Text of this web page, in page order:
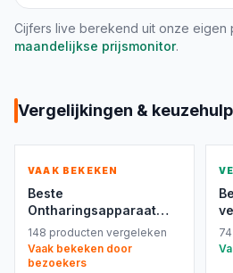
vaste poetsbeweging en
maar de vorm van de
en vervangingskosten blijven
reinigingsapparaten en
vervanging van
aanhoudende huidklachten.
Verschillen tussen de
productsoorten
Cijfers live berekend uit onze eigen
maandelijkse prijsmonitor.
Vergelijkingen & keuzehulp
VAAK BEKEKEN
Beste
Ontharingsapparaat
vergelijken
148 producten vergeleken
Vaak bekeken door
bezoekers
74